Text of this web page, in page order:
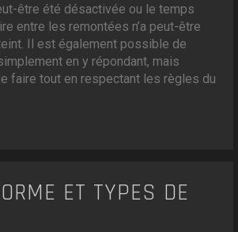
être été désactivée ou le temps
entre les remontées n’a peut-être
Il est également possible de
en y répondant, mais
faire tout en respectant les règles du
ET TYPES DE